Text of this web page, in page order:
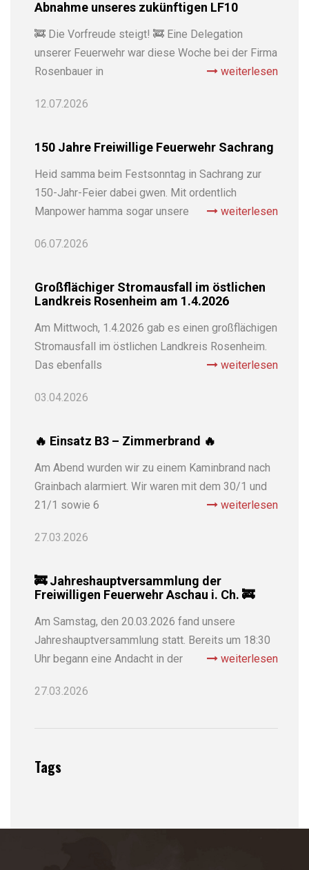
Abnahme unseres zukünftigen LF10
🚒 Die Vorfreude steigt! 🚒 Eine Delegation
unserer Feuerwehr war diese Woche bei der Firma
Rosenbauer in
weiterlesen
12.07.2026
150 Jahre Freiwillige Feuerwehr Sachrang
Heid samma beim Festsonntag in Sachrang zur
150-Jahr-Feier dabei gwen. Mit ordentlich
Manpower hamma sogar unsere
weiterlesen
06.07.2026
Großflächiger Stromausfall im östlichen
Landkreis Rosenheim am 1.4.2026⁠
Am Mittwoch, 1.4.2026 gab es einen großflächigen
Stromausfall im östlichen Landkreis Rosenheim.
Das ebenfalls
weiterlesen
03.04.2026
🔥 Einsatz B3 – Zimmerbrand 🔥
Am Abend wurden wir zu einem Kaminbrand nach
Grainbach alarmiert. Wir waren mit dem 30/1 und
21/1 sowie 6
weiterlesen
27.03.2026
🚒 Jahreshauptversammlung der
Freiwilligen Feuerwehr Aschau i. Ch. 🚒
Am Samstag, den 20.03.2026 fand unsere
Jahreshauptversammlung statt. Bereits um 18:30
Uhr begann eine Andacht in der
weiterlesen
27.03.2026
Tags